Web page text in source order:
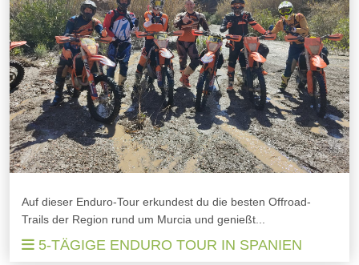
Auf dieser Enduro-Tour erkundest du die besten Offroad-
Trails der Region rund um Murcia und genießt...
5-TÄGIGE ENDURO TOUR IN SPANIEN